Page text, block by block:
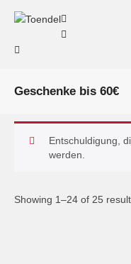
Geschenke bis 60€
Entschuldigung,
werden.
Showing 1–24 of 25